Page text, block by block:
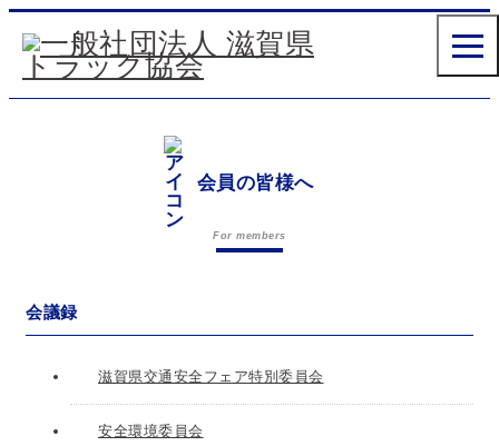
会員の皆様へ
For members
会議録
滋賀県交通安全フェア特別委員会
安全環境委員会